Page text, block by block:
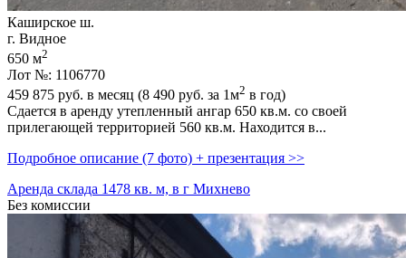
Каширское ш.
г. Видное
650 м2
Лот №: 1106770
459 875 руб. в месяц (8 490 руб. за 1м2 в год)
Сдается в аренду утепленный ангар 650 кв.м. со своей
прилегающей территорией 560 кв.м. Находится в...
Подробное описание (7 фото) + презентация >>
Аренда склада 1478 кв. м, в г Михнево
Без комиссии